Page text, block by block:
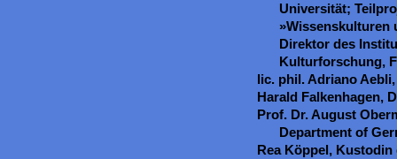
Universität;
»Wissenskulturen
Direktor des
Kulturforschung,
lic. phil. Adriano
Harald Falkenhagen,
Prof. Dr. August
Department of
Rea Köppel, Kustodin